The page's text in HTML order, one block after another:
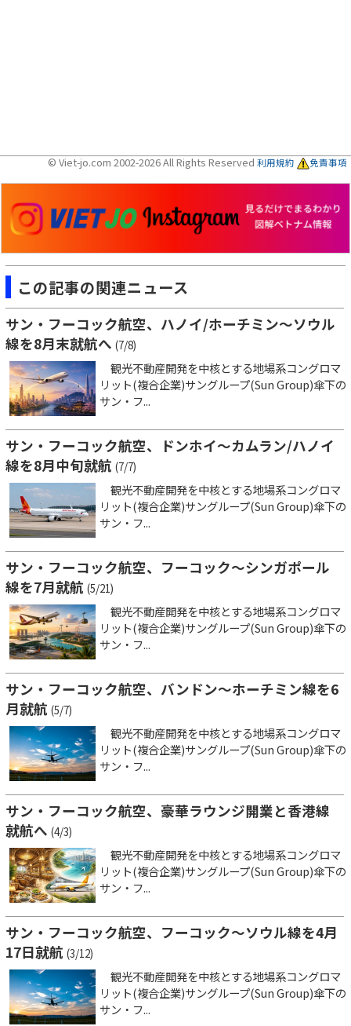
© Viet-jo.com 2002-2026 All Rights Reserved 利用規約 免責事項
この記事の関連ニュース
サン・フーコック航空、ハノイ/ホーチミン～ソウル
線を8月末就航へ (7/8)
観光不動産開発を中核とする地場系コングロマ
リット(複合企業)サングループ(Sun Group)傘下の
サン・フ...
サン・フーコック航空、ドンホイ～カムラン/ハノイ
線を8月中旬就航 (7/7)
観光不動産開発を中核とする地場系コングロマ
リット(複合企業)サングループ(Sun Group)傘下の
サン・フ...
サン・フーコック航空、フーコック～シンガポール
線を7月就航 (5/21)
観光不動産開発を中核とする地場系コングロマ
リット(複合企業)サングループ(Sun Group)傘下の
サン・フ...
サン・フーコック航空、バンドン～ホーチミン線を6
月就航 (5/7)
観光不動産開発を中核とする地場系コングロマ
リット(複合企業)サングループ(Sun Group)傘下の
サン・フ...
サン・フーコック航空、豪華ラウンジ開業と香港線
就航へ (4/3)
観光不動産開発を中核とする地場系コングロマ
リット(複合企業)サングループ(Sun Group)傘下の
サン・フ...
サン・フーコック航空、フーコック～ソウル線を4月
17日就航 (3/12)
観光不動産開発を中核とする地場系コングロマ
リット(複合企業)サングループ(Sun Group)傘下の
サン・フ...